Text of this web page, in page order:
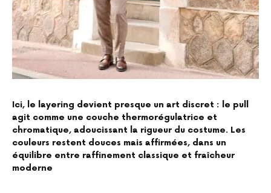
Ici, le layering devient presque un art discret : le pull
agit comme une couche thermorégulatrice et
chromatique, adoucissant la rigueur du costume. Les
couleurs restent douces mais affirmées, dans un
équilibre entre raffinement classique et fraîcheur
moderne